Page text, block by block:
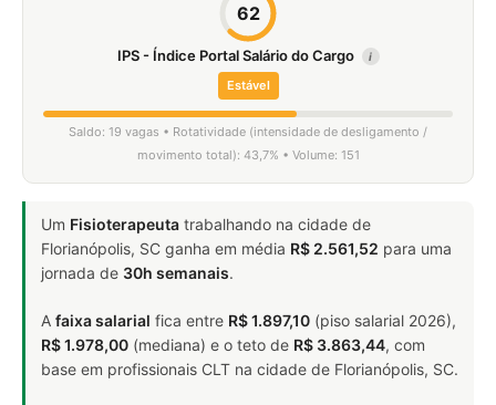
62
IPS - Índice Portal Salário do Cargo i
Estável
Saldo: 19 vagas • Rotatividade (intensidade de desligamento /
movimento total): 43,7% • Volume: 151
Um Fisioterapeuta trabalhando na cidade de
Florianópolis, SC ganha em média R$ 2.561,52 para uma
jornada de 30h semanais.
A faixa salarial fica entre R$ 1.897,10 (piso salarial 2026),
R$ 1.978,00 (mediana) e o teto de R$ 3.863,44, com
base em profissionais CLT na cidade de Florianópolis, SC.